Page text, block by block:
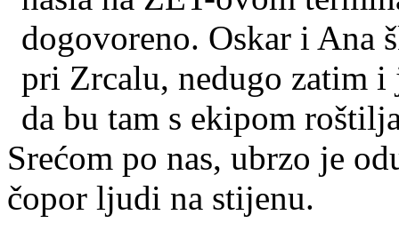
dogovoreno. Oskar i Ana
pri Zrcalu, nedugo zatim i
da bu tam s ekipom
Srećom po nas, ubrzo je
čopor ljudi na stijenu.